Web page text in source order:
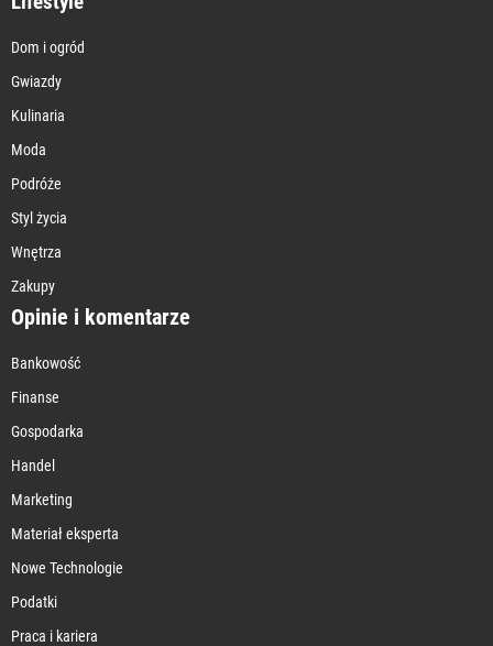
Dom i ogród
Gwiazdy
Kulinaria
Moda
Podróże
Styl życia
Wnętrza
Zakupy
Opinie i komentarze
Bankowość
Finanse
Gospodarka
Handel
Marketing
Materiał eksperta
Nowe Technologie
Podatki
Praca i kariera